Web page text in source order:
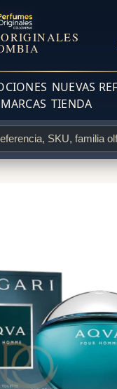
NUEVAS
MARCAS TIENDA